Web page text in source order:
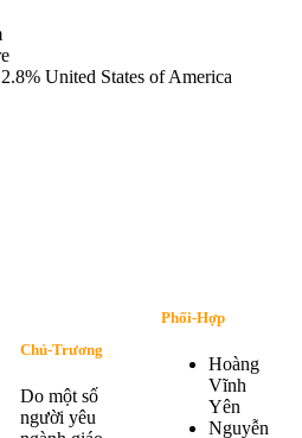
United States of America
Chủ-Trương
Do một số
người yêu
Phối-Hợp
Hoàng
Vĩnh
Yên
Nguyễn